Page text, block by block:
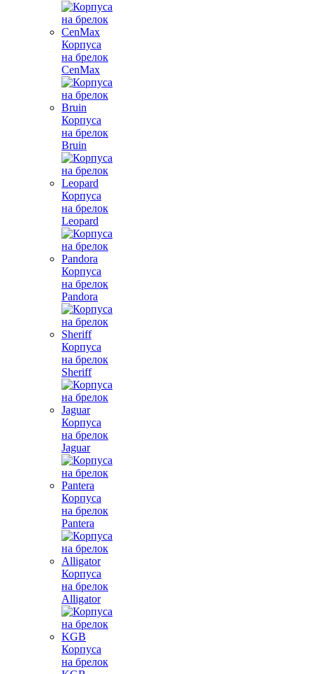
Корпуса
на брелок
CenMax
Корпуса
на брелок
Bruin
Корпуса
на брелок
Leopard
Корпуса
на брелок
Pandora
Корпуса
на брелок
Sheriff
Корпуса
на брелок
Jaguar
Корпуса
на брелок
Pantera
Корпуса
на брелок
Alligator
Корпуса
на брелок